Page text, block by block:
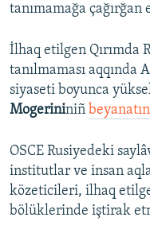
tanımamağa çağırğan
İlhaq etilgen Qırımda
tanılmaması aqqında
siyaseti boyunca
Mogerininiñ
OSCE Rusiyedeki
institutlar ve insan
közeticileri, ilhaq
bölüklerinde iştirak